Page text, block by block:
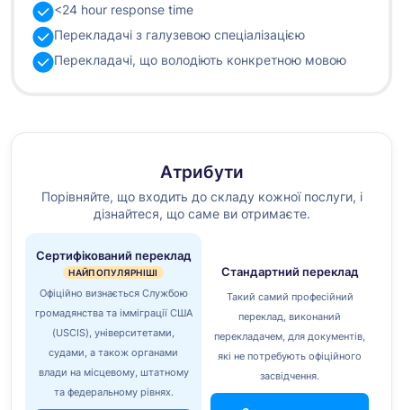
<24 hour response time
Перекладачі з галузевою спеціалізацією
Перекладачі, що володіють конкретною мовою
Атрибути
Порівняйте, що входить до складу кожної послуги, і
дізнайтеся, що саме ви отримаєте.
Сертифікований переклад
НАЙПОПУЛЯРНІШІ
Офіційно визнається Службою
громадянства та імміграції США
(USCIS), університетами,
судами, а також органами
влади на місцевому, штатному
та федеральному рівнях.
Стандартний переклад
Такий самий професійний
переклад, виконаний
перекладачем, для документів,
які не потребують офіційного
засвідчення.